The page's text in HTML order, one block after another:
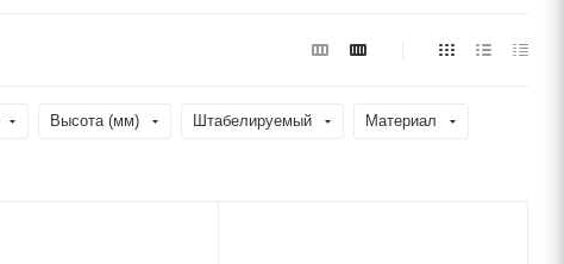
Высота (мм) Штабелируемый Материал